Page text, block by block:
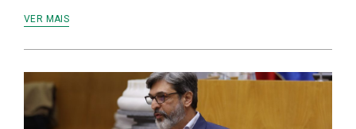
VER MAIS